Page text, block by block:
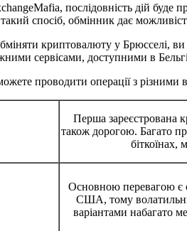
послідовність дій
спосіб, обмінник дає
криптовалюту у Брюсселі,
сервісами, доступними в
проводити операції з різними
Перша зареєстрована
також дорогою. Багато
Основною перевагою є
США, тому
варіантами набагато